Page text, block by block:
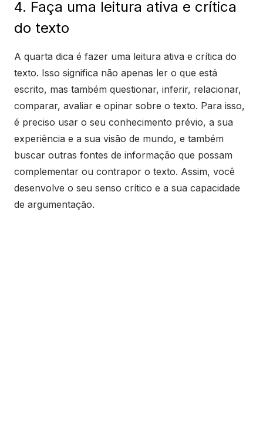
4. Faça uma leitura ativa e crítica
do texto
A quarta dica é fazer uma leitura ativa e crítica do
texto. Isso significa não apenas ler o que está
escrito, mas também questionar, inferir, relacionar,
comparar, avaliar e opinar sobre o texto. Para isso,
é preciso usar o seu conhecimento prévio, a sua
experiência e a sua visão de mundo, e também
buscar outras fontes de informação que possam
complementar ou contrapor o texto. Assim, você
desenvolve o seu senso crítico e a sua capacidade
de argumentação.